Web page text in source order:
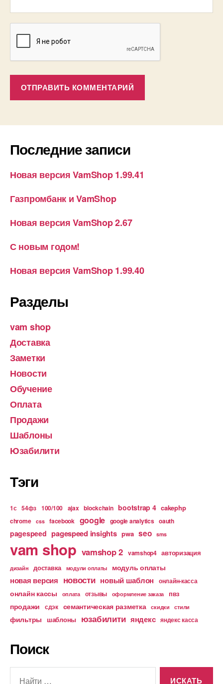
Последние записи
Новая версия VamShop 1.99.41
Газпромбанк и VamShop
Новая версия VamShop 2.67
С новым годом!
Новая версия VamShop 1.99.40
Разделы
vam shop
Доставка
Заметки
Новости
Обучение
Оплата
Продажи
Шаблоны
Юзабилити
Тэги
1с 54фз 100/100 ajax blockchain bootstrap 4 cakephp
chrome css facebook google google analytics oauth
pagespeed pagespeed insights pwa seo sms
vam shop vamshop 2 vamshop4 авторизация
дизайн доставка модули оплаты модуль оплаты
новая версия новости новый шаблон онлайн-касса
онлайн кассы оплата отзывы оформление заказа пвз
продажи сдэк семантическая разметка скидки стили
фильтры шаблоны юзабилити яндекс яндекс касса
Поиск